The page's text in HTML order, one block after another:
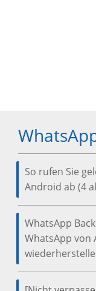
So rufen Sie
Android ab (4
WhatsApp
WhatsApp von